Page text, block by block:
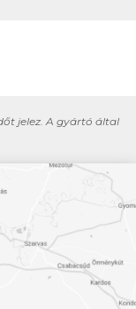
jelez. A gyártó által